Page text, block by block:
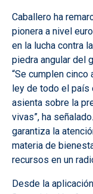
Caballero ha
pionera a nivel
en la lucha contra
piedra angular del
“Se cumplen
ley de todo el país
asienta sobre la
vivas”, ha
garantiza la
materia de
recursos en un
Desde la